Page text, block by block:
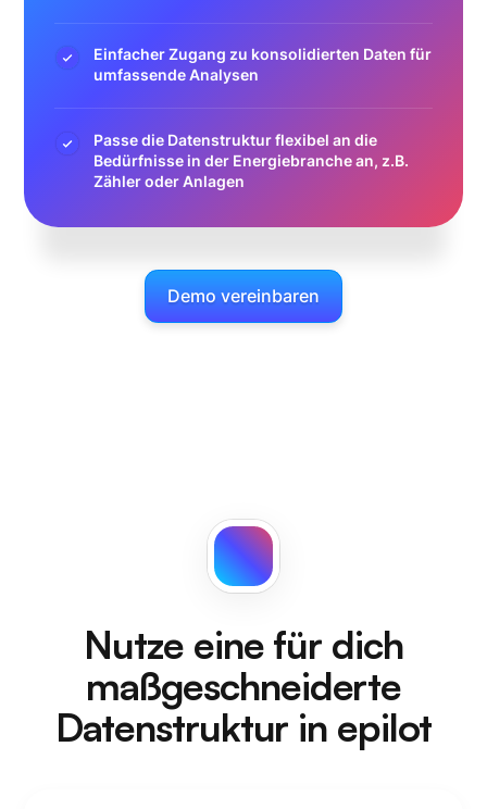
Einfacher Zugang zu konsolidierten Daten für
umfassende Analysen
Passe die Datenstruktur flexibel an die
Bedürfnisse in der Energiebranche an, z.B.
Zähler oder Anlagen
Demo vereinbaren
Nutze eine für dich
maßgeschneiderte
Datenstruktur in epilot